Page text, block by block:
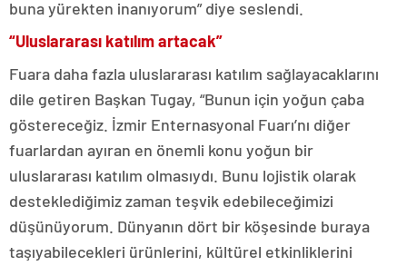
buna yürekten inanıyorum” diye seslendi.
“Uluslararası katılım artacak”
Fuara daha fazla uluslararası katılım sağlayacaklarını
dile getiren Başkan Tugay, “Bunun için yoğun çaba
göstereceğiz. İzmir Enternasyonal Fuarı’nı diğer
fuarlardan ayıran en önemli konu yoğun bir
uluslararası katılım olmasıydı. Bunu lojistik olarak
desteklediğimiz zaman teşvik edebileceğimizi
düşünüyorum. Dünyanın dört bir köşesinde buraya
taşıyabilecekleri ürünlerini, kültürel etkinliklerini